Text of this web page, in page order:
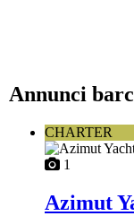
Annunci
CHARTER
1
Azimut